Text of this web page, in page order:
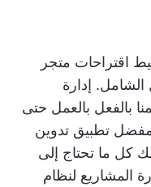
اقتراحات متجر
الشامل. إدارة
بالفعل بالعمل حتى
تطبيق تدوين
كل ما تحتاج إلى
لإدارة المشاريع لنظام